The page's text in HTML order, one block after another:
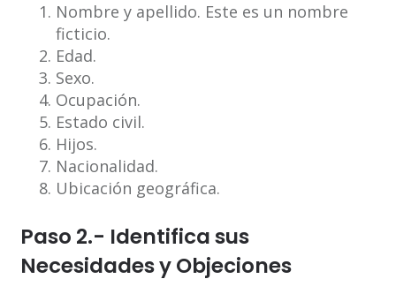
Nombre y apellido. Este es un nombre
ficticio.
Edad.
Sexo.
Ocupación.
Estado civil.
Hijos.
Nacionalidad.
Ubicación geográfica.
Paso 2.- Identifica sus
Necesidades y Objeciones